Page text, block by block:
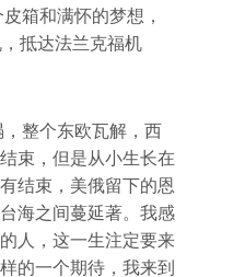
箱和满怀的梦想，
抵达法兰克福机
整个东欧瓦解，西
束，但是从小生长在
结束，美俄留下的恩
海之间蔓延著。我感
人，这一生注定要来
的一个期待，我来到